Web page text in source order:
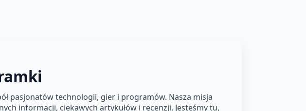
pasjonatów technologii, gier i programów. Nasza misja
informacji, ciekawych artykułów i recenzji. Jesteśmy tu,